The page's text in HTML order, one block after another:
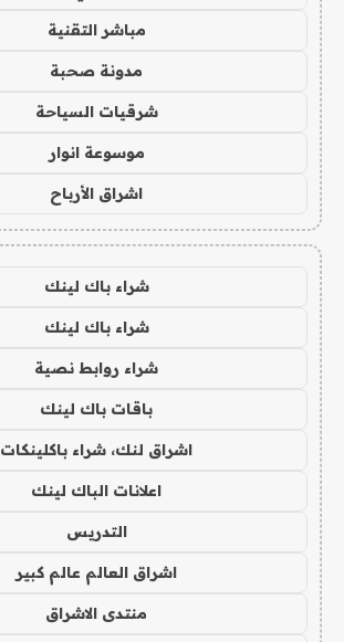
مباشر التقنية
مدونة صحبة
شرقيات السياحة
موسوعة انوار
اشراق الأرباح
شراء باك لينك
شراء باك لينك
شراء روابط نصية
باقات باك لينك
اشراق لنك، شراء باكلينكات
اعلانات الباك لينك
التدريس
اشراق العالم عالم كبير
منتدى الاشراق